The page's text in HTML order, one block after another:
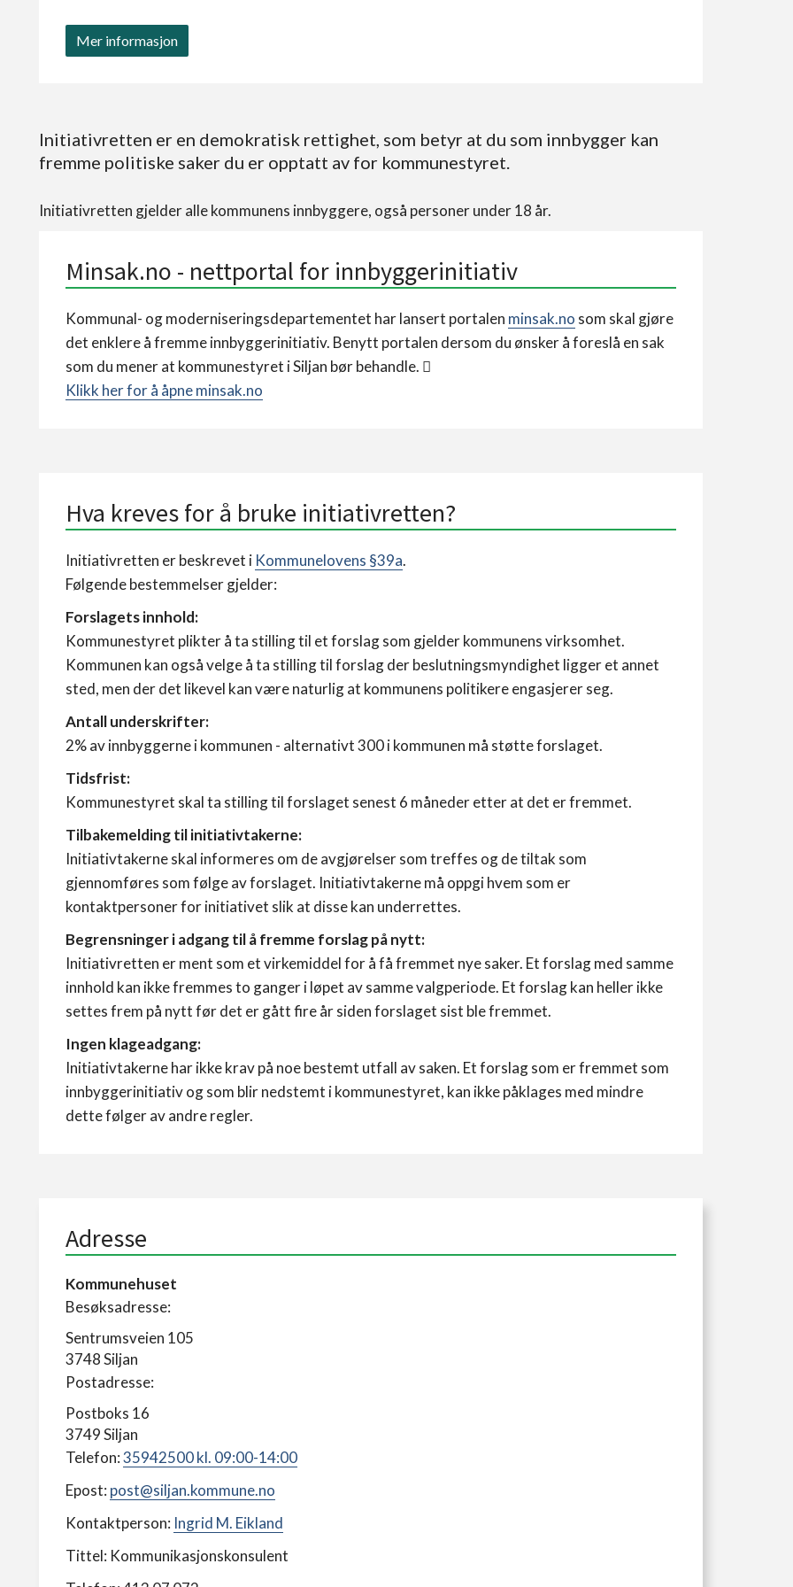
Mer informasjon
Initiativretten er en demokratisk rettighet, som betyr at du som innbygger kan
fremme politiske saker du er opptatt av for kommunestyret.
Initiativretten gjelder alle kommunens innbyggere, også personer under 18 år.
Minsak.no - nettportal for innbyggerinitiativ
Kommunal- og moderniseringsdepartementet har lansert portalen minsak.no som skal gjøre
det enklere å fremme innbyggerinitiativ. Benytt portalen dersom du ønsker å foreslå en sak
som du mener at kommunestyret i Siljan bør behandle. 
Klikk her for å åpne minsak.no
Hva kreves for å bruke initiativretten?
Initiativretten er beskrevet i Kommunelovens §39a.
Følgende bestemmelser gjelder:
Forslagets innhold:
Kommunestyret plikter å ta stilling til et forslag som gjelder kommunens virksomhet.
Kommunen kan også velge å ta stilling til forslag der beslutningsmyndighet ligger et annet
sted, men der det likevel kan være naturlig at kommunens politikere engasjerer seg.
Antall underskrifter:
2% av innbyggerne i kommunen - alternativt 300 i kommunen må støtte forslaget.
Tidsfrist:
Kommunestyret skal ta stilling til forslaget senest 6 måneder etter at det er fremmet.
Tilbakemelding til initiativtakerne:
Initiativtakerne skal informeres om de avgjørelser som treffes og de tiltak som
gjennomføres som følge av forslaget. Initiativtakerne må oppgi hvem som er
kontaktpersoner for initiativet slik at disse kan underrettes.
Begrensninger i adgang til å fremme forslag på nytt:
Initiativretten er ment som et virkemiddel for å få fremmet nye saker. Et forslag med samme
innhold kan ikke fremmes to ganger i løpet av samme valgperiode. Et forslag kan heller ikke
settes frem på nytt før det er gått fire år siden forslaget sist ble fremmet.
Ingen klageadgang:
Initiativtakerne har ikke krav på noe bestemt utfall av saken. Et forslag som er fremmet som
innbyggerinitiativ og som blir nedstemt i kommunestyret, kan ikke påklages med mindre
dette følger av andre regler.
Adresse
Kommunehuset
Besøksadresse:
Sentrumsveien 105
3748 Siljan
Postadresse:
Postboks 16
3749 Siljan
Telefon:35942500 kl. 09:00-14:00
Epost: post@siljan.kommune.no
Kontaktperson: Ingrid M. Eikland
Tittel: Kommunikasjonskonsulent